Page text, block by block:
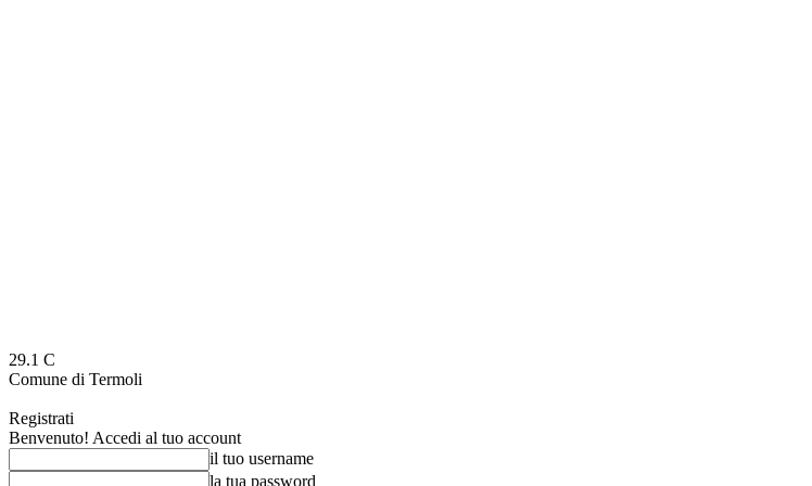
29.1 C
Comune di Termoli
Registrati
Benvenuto! Accedi al tuo account
il tuo username
la tua password